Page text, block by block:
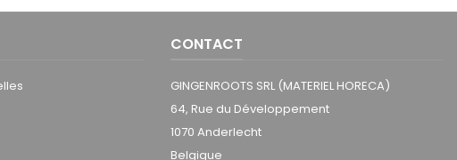
CONTACT
GINGENROOTS SRL (MATERIEL HORECA)
64, Rue du Développement
1070 Anderlecht
Belgique